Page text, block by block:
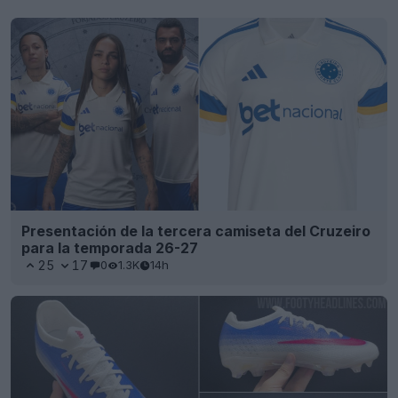
Presentación de la tercera camiseta del Cruzeiro
para la temporada 26-27
25 17 0 1.3K 14h